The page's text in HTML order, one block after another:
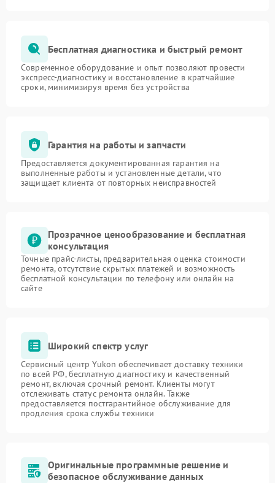
Бесплатная диагностика и быстрый ремонт
Современное оборудование и опыт позволяют провести
экспресс-диагностику и восстановление в кратчайшие
сроки, минимизируя время без устройства
Гарантия на работы и запчасти
Предоставляется документированная гарантия на
выполненные работы и установленные детали, что
защищает клиента от повторных неисправностей
Прозрачное ценообразование и бесплатная
консультация
Точные прайс-листы, предварительная оценка стоимости
ремонта, отсутствие скрытых платежей и возможность
бесплатной консультации по телефону или онлайн на
сайте
Широкий спектр услуг
Сервисный центр Yukon обеспечивает доставку техники
по всей РФ, бесплатную диагностику и качественный
ремонт, включая срочный ремонт. Клиенты могут
отслеживать статус ремонта онлайн. Также
предоставляется постгарантийное обслуживание для
продления срока службы техники
Оригинальные программные решение и
безопасное обслуживание данных